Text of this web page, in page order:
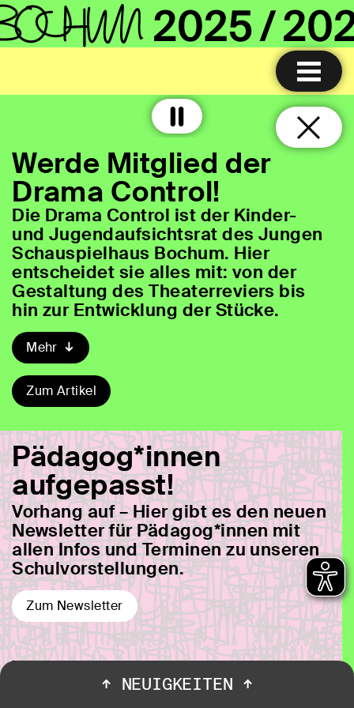
Werde Mitglied der
Drama Control!
Die Drama Control ist der Kinder-
und Jugendaufsichtsrat des Jungen
Schauspielhaus Bochum. Hier
entscheidet sie alles mit: von der
Gestaltung des Theaterreviers bis
hin zur Entwicklung der Stücke.
Mehr
Zum Artikel
Pädagog*innen
aufgepasst!
Vorhang auf – Hier gibt es den neuen
Newsletter für Pädagog*innen mit
allen Infos und Terminen zu unseren
Schulvorstellungen.
Zum Newsletter
Whatever the fuck you
↑ NEUIGKEITEN ↑